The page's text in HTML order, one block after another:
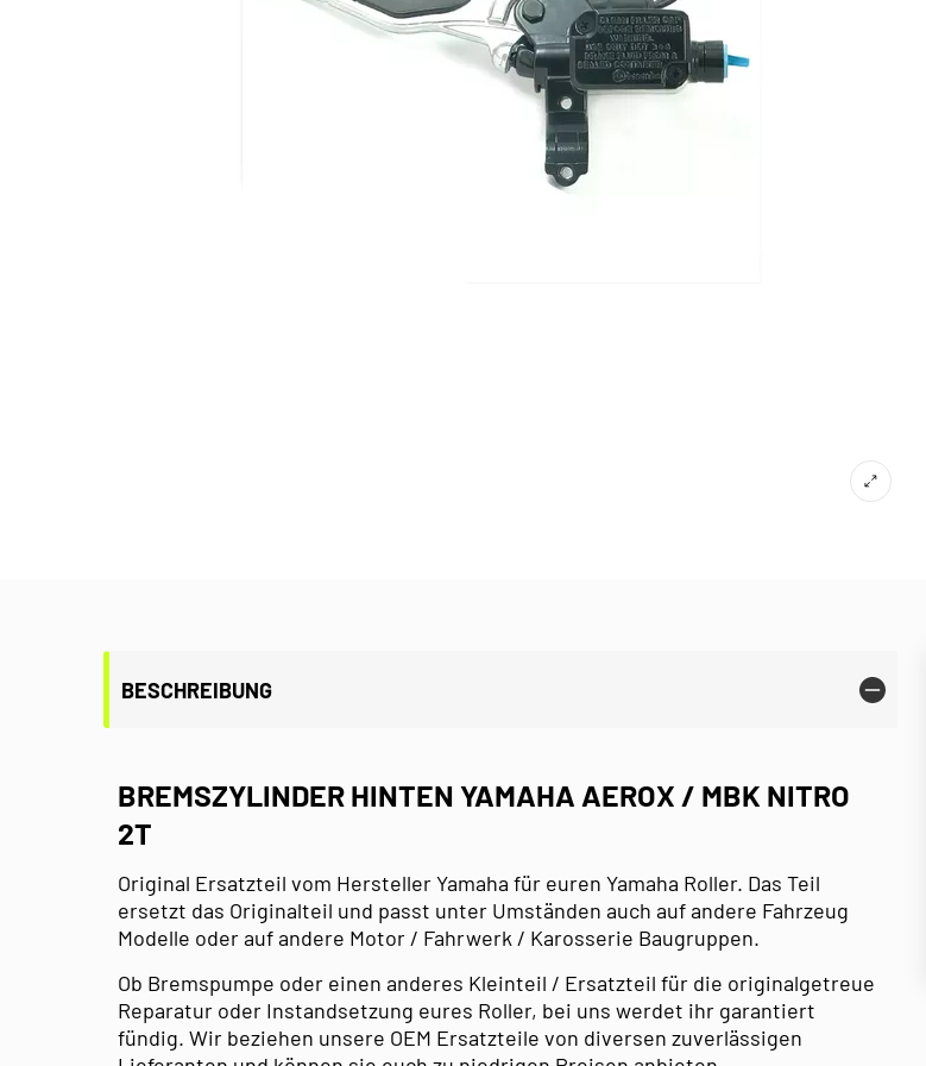
BESCHREIBUNG
BREMSZYLINDER HINTEN YAMAHA AEROX / MBK NITRO
2T
Original Ersatzteil vom Hersteller Yamaha für euren Yamaha Roller. Das Teil
ersetzt das Originalteil und passt unter Umständen auch auf andere Fahrzeug
Modelle oder auf andere Motor / Fahrwerk / Karosserie Baugruppen.
Ob Bremspumpe oder einen anderes Kleinteil / Ersatzteil für die originalgetreue
Reparatur oder Instandsetzung eures Roller, bei uns werdet ihr garantiert
fündig. Wir beziehen unsere OEM Ersatzteile von diversen zuverlässigen